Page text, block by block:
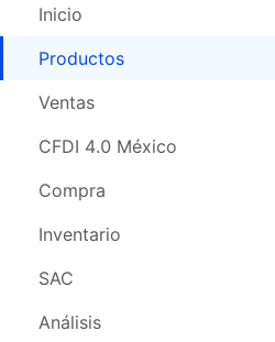
Funcionalidades Especiales
Productos
Ventas
CFDI 4.0 México
Compras
Inventario
SAC
Análisis
Finanza
Inicio
Productos
Ventas
CFDI 4.0 México
Compra
Inventario
SAC
Análisis